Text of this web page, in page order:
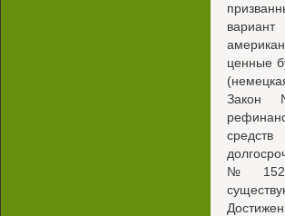
ценные
Закон
№ 152-